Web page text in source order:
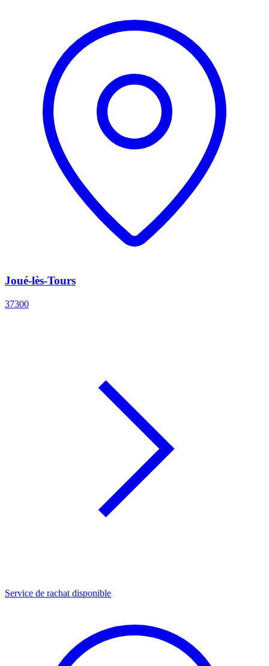
Joué-lès-Tours
37300
Service de rachat disponible